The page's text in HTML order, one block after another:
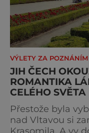
VÝLETY ZA POZNÁNÍM
JIH ČECH
ROMANTIKA
CELÉHO SVĚTA
Přestože byla
nad Vltavou si
Krasomila. A vy